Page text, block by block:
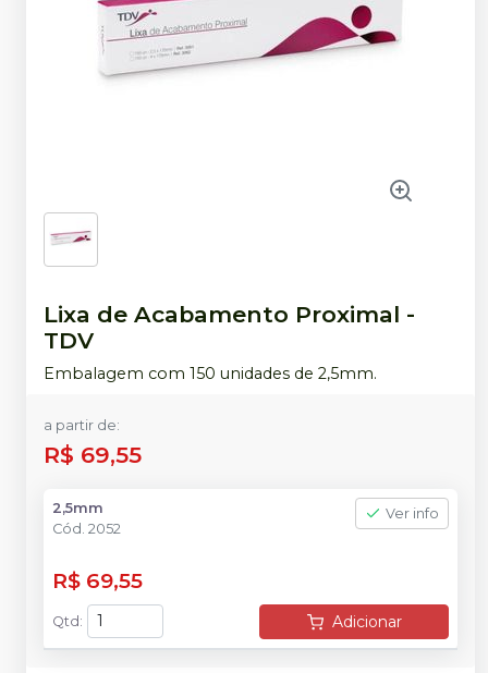
Lixa de Acabamento Proximal -
TDV
Embalagem com 150 unidades de 2,5mm.
a partir de:
R$ 69,55
2,5mm
Cód. 2052
Ver info
R$ 69,55
Qtd : Adicionar